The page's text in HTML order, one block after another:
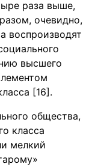
раза выше,
очевидно,
воспроизводят
высшего
[16].
общества,
класса
мелкий